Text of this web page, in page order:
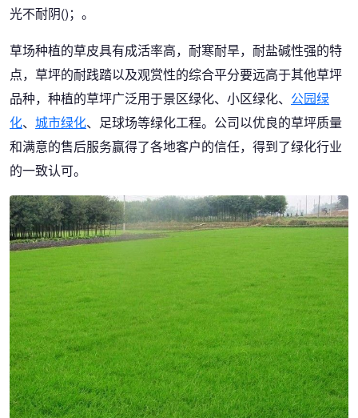
光不耐阴()；。
草场种植的草皮具有成活率高，耐寒耐旱，耐盐碱性强的特
点，草坪的耐践踏以及观赏性的综合平分要远高于其他草坪
品种，种植的草坪广泛用于景区绿化、小区绿化、 公园绿
化、 城市绿化、足球场等绿化工程。公司以优良的草坪质量
和满意的售后服务赢得了各地客户的信任，得到了绿化行业
的一致认可。